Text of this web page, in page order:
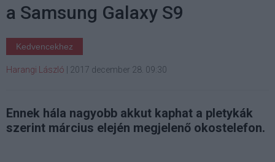
a Samsung Galaxy S9
Kedvencekhez
Harangi László 2017 december 28. 09:30
Ennek hála nagyobb akkut kaphat a pletykák
szerint március elején megjelenő okostelefon.